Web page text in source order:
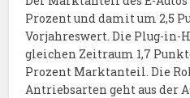
Prozent und damit um 2,5
Vorjahreswert. Die Plug-in-
gleichen Zeitraum 1,7
Prozent Marktanteil. Die
Antriebsarten geht aus der